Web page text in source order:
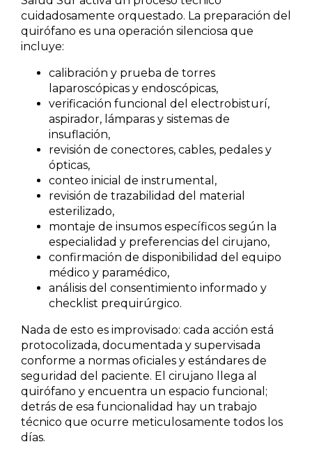
cuidadosamente orquestado. La preparación del
quirófano es una operación silenciosa que
incluye:
calibración y prueba de torres
laparoscópicas y endoscópicas,
verificación funcional del electrobisturí,
aspirador, lámparas y sistemas de
insuflación,
revisión de conectores, cables, pedales y
ópticas,
conteo inicial de instrumental,
revisión de trazabilidad del material
esterilizado,
montaje de insumos específicos según la
especialidad y preferencias del cirujano,
confirmación de disponibilidad del equipo
médico y paramédico,
análisis del consentimiento informado y
checklist prequirúrgico.
Nada de esto es improvisado: cada acción está
protocolizada, documentada y supervisada
conforme a normas oficiales y estándares de
seguridad del paciente. El cirujano llega al
quirófano y encuentra un espacio funcional;
detrás de esa funcionalidad hay un trabajo
técnico que ocurre meticulosamente todos los
días.